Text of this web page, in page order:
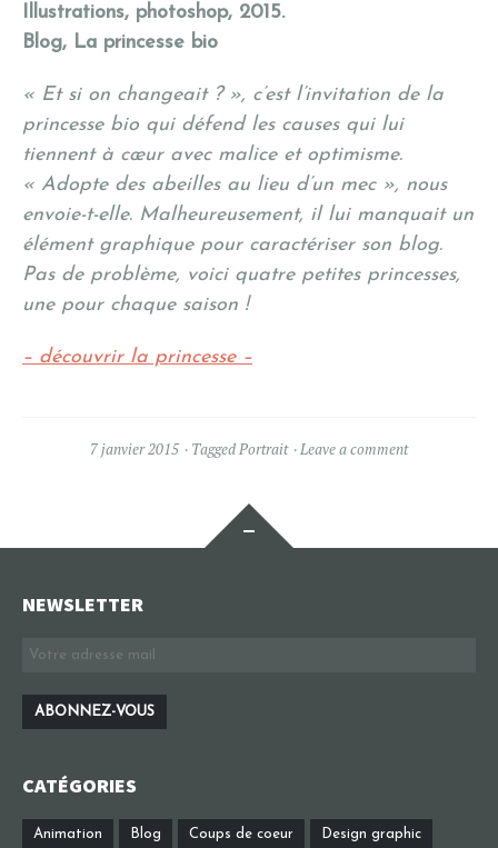
Illustrations, photoshop, 2015.
Blog, La princesse bio
« Et si on changeait ? », c’est l’invitation de la
princesse bio qui défend les causes qui lui
tiennent à cœur avec malice et optimisme.
« Adopte des abeilles au lieu d’un mec », nous
envoie-t-elle. Malheureusement, il lui manquait un
élément graphique pour caractériser son blog.
Pas de problème, voici quatre petites princesses,
une pour chaque saison !
– découvrir la princesse –
7 janvier 2015 TaggedPortrait Leave a comment
Widgets
NEWSLETTER
CATÉGORIES
Animation Blog Coups de coeur Design graphic